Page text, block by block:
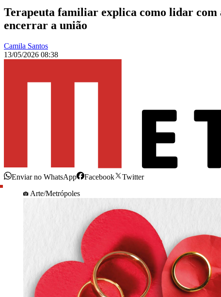
Terapeuta familiar explica como lidar com
encerrar a união
Camila Santos
13/05/2026 08:38
Enviar no WhatsApp Facebook
Twitter
Arte/Metrópoles